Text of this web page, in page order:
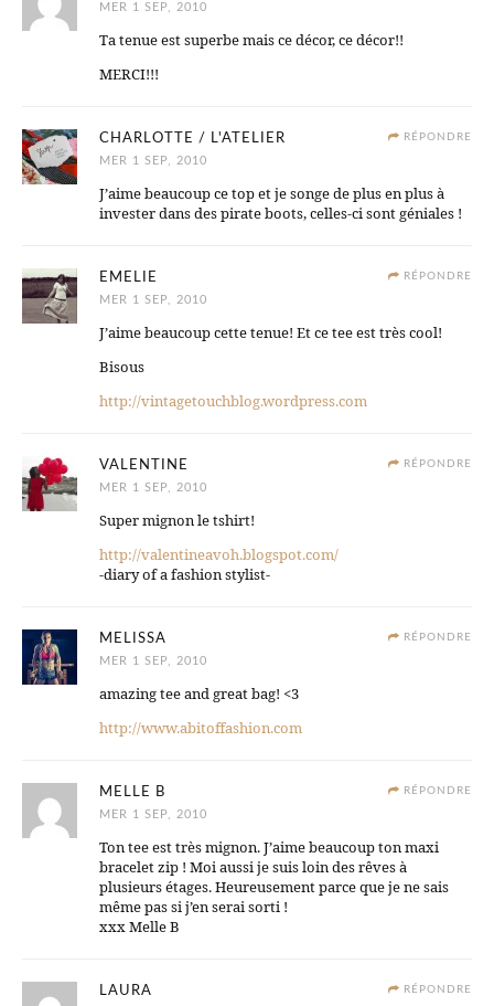
MER 1 SEP, 2010
Ta tenue est superbe mais ce décor, ce décor!!
MERCI!!!
RÉPONDRE
CHARLOTTE / L'ATELIER
MER 1 SEP, 2010
J’aime beaucoup ce top et je songe de plus en plus à
invester dans des pirate boots, celles-ci sont géniales !
RÉPONDRE
EMELIE
MER 1 SEP, 2010
J’aime beaucoup cette tenue! Et ce tee est très cool!
Bisous
http://vintagetouchblog.wordpress.com
RÉPONDRE
VALENTINE
MER 1 SEP, 2010
Super mignon le tshirt!
http://valentineavoh.blogspot.com/
-diary of a fashion stylist-
RÉPONDRE
MELISSA
MER 1 SEP, 2010
amazing tee and great bag! <3
http://www.abitoffashion.com
RÉPONDRE
MELLE B
MER 1 SEP, 2010
Ton tee est très mignon. J’aime beaucoup ton maxi
bracelet zip ! Moi aussi je suis loin des rêves à
plusieurs étages. Heureusement parce que je ne sais
même pas si j’en serai sorti !
xxx Melle B
RÉPONDRE
LAURA